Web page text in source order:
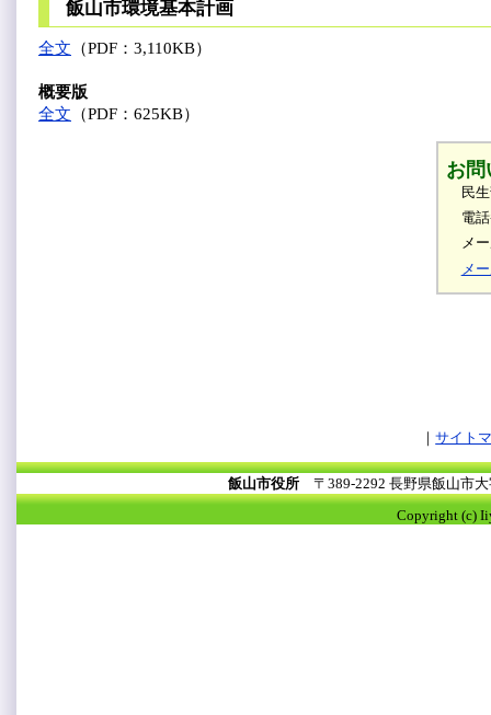
飯山市環境基本計画
全文 （PDF：3,110KB）
概要版
全文 （PDF：625KB）
お問
民
電
メ
メ
サイト
飯山市役所 〒389-2292 長野県飯山市
Copyright (c)